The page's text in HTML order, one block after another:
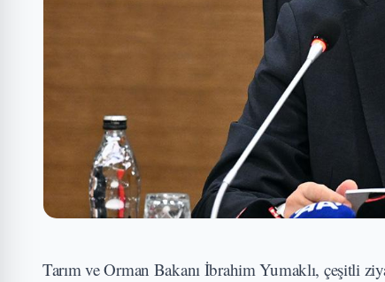
Tarım ve Orman Bakanı İbrahim Yumaklı, çeşitli